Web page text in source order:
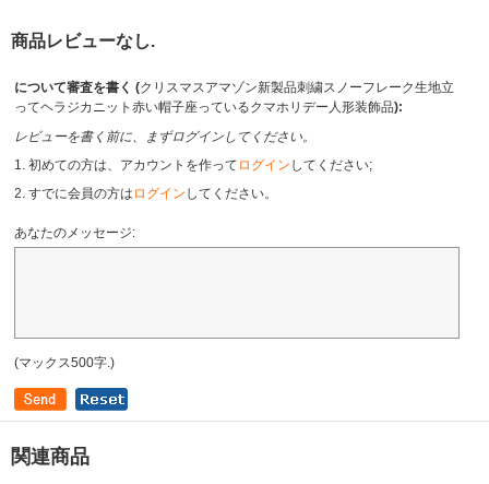
商品レビューなし.
について審査を書く (クリスマスアマゾン新製品刺繍スノーフレーク生地立
ってヘラジカニット赤い帽子座っているクマホリデー人形装飾品):
レビューを書く前に、まずログインしてください。
1. 初めての方は、アカウントを作って ログイン してください;
2. すでに会員の方は ログイン してください。
あなたのメッセージ:
(マックス500字.)
関連商品